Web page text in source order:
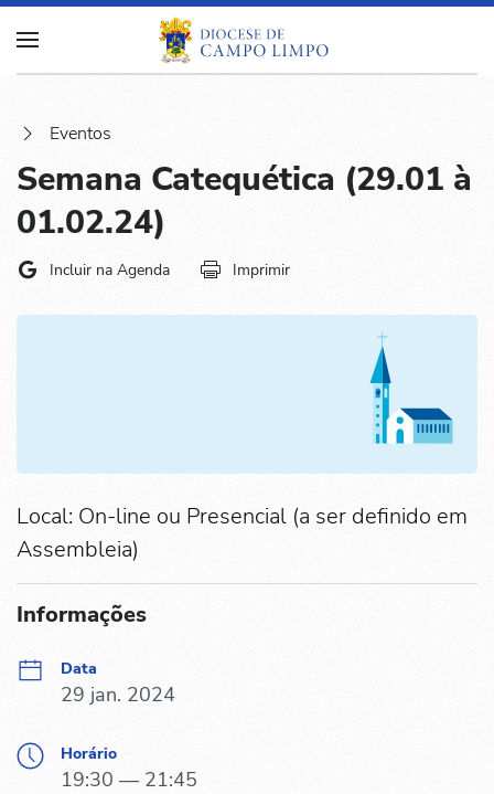
Eventos
Semana Catequética (29.01 à
01.02.24)
Incluir na Agenda Imprimir
Local: On-line ou Presencial (a ser definido em
Assembleia)
Informações
Data
29 jan. 2024
Horário
19:30 — 21:45